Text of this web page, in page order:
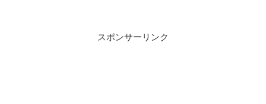
スポンサーリンク